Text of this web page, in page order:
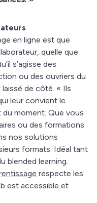
en ligne est que
quelle que
s’agisse des
ou des ouvriers du
de côté. « Ils
leur convient le
du moment. Que vous
ou des formations
nos solutions
formats. Idéal tant
blended learning.
respecte les
est accessible et